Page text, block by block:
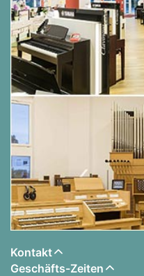
Kontakt
Geschäfts-Zeiten